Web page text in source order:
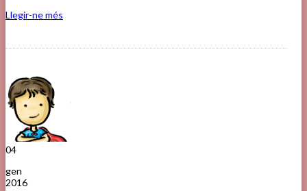
Llegir-ne més
04
gen
2016